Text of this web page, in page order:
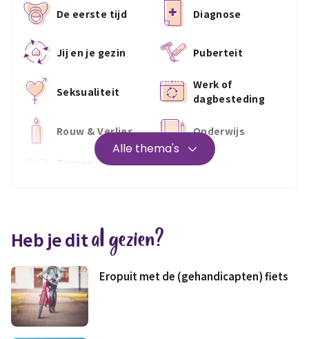
De eerste tijd Diagnose
Jij en je gezin Puberteit
Seksualiteit
Werk of
dagbesteding
Rouw & Verlies Onderwijs
Zorgen voor
Wonen
Geld & wetten
Alle thema's
Heb je dital gezien?
Eropuit met de (gehandicapten) fiets